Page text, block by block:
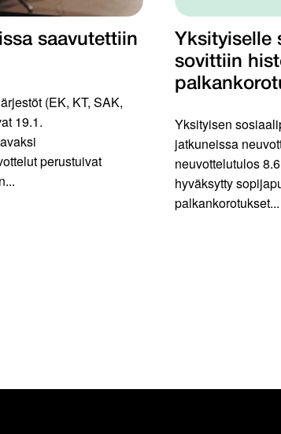
saavutettiin
(EK, KT, SAK,
19.1.
perustuivat
Yksityiselle
sovittiin
Yksityisen
jatkuneissa
neuvottelutulos
hyväksytty
palkankorotukset...